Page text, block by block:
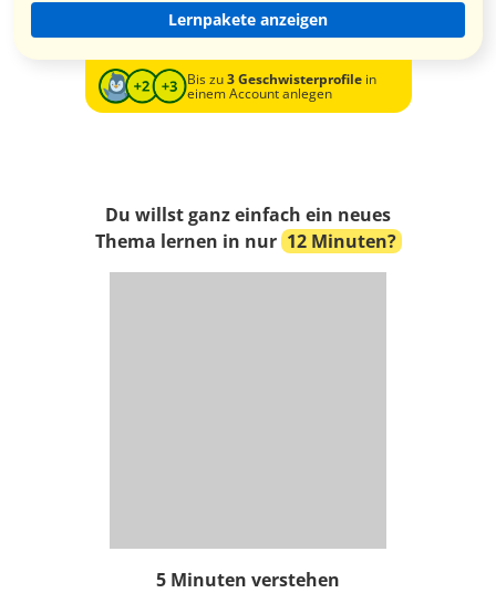
Lernpakete anzeigen
Bis zu3 Geschwisterprofilein
einem Account anlegen
Du willst ganz einfach ein neues
Thema lernen in nur 12 Minuten?
5 Minuten verstehen